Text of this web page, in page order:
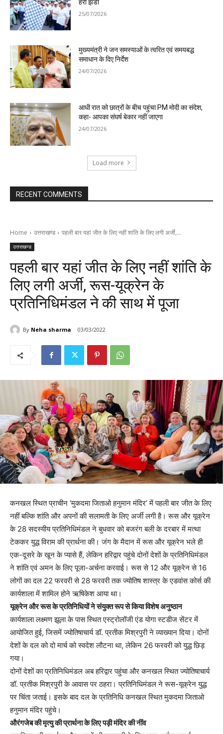
हरी झंडी
25/07/2026
मुख्यमंत्री ने जन समस्याओं के त्वरित एवं समयबद्ध
समाधान के दिए निर्देश
24/07/2026
आधी रात को छात्रों के बीच पहुंचा PM मोदी का संदेश,
कहा- आपका संघर्ष बेकार नहीं जाएगा
24/07/2026
Load more
RECENT COMMENTS